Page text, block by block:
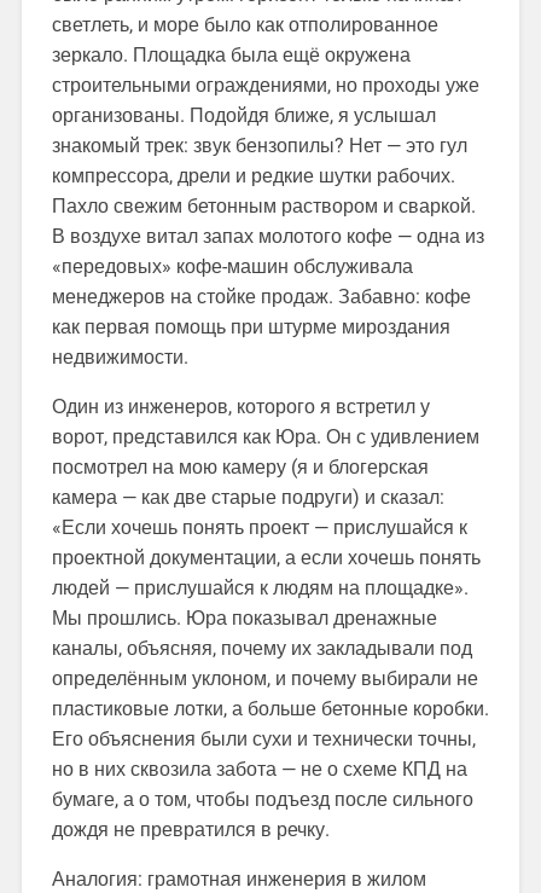
светлеть, и море было как отполированное
зеркало. Площадка была ещё окружена
строительными ограждениями, но проходы уже
организованы. Подойдя ближе, я услышал
знакомый трек: звук бензопилы? Нет — это гул
компрессора, дрели и редкие шутки рабочих.
Пахло свежим бетонным раствором и сваркой.
В воздухе витал запах молотого кофе — одна из
«передовых» кофе-машин обслуживала
менеджеров на стойке продаж. Забавно: кофе
как первая помощь при штурме мироздания
недвижимости.
Один из инженеров, которого я встретил у
ворот, представился как Юра. Он с удивлением
посмотрел на мою камеру (я и блогерская
камера — как две старые подруги) и сказал:
«Если хочешь понять проект — прислушайся к
проектной документации, а если хочешь понять
людей — прислушайся к людям на площадке».
Мы прошлись. Юра показывал дренажные
каналы, объясняя, почему их закладывали под
определённым уклоном, и почему выбирали не
пластиковые лотки, а больше бетонные коробки.
Его объяснения были сухи и технически точны,
но в них сквозила забота — не о схеме КПД на
бумаге, а о том, чтобы подъезд после сильного
дождя не превратился в речку.
Аналогия: грамотная инженерия в жилом